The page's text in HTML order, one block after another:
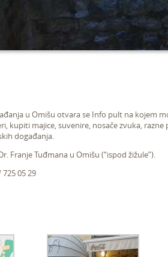
u Omišu otvara se Info pult na kojem
kupiti majice, suvenire, nosače zvuka,
događanja.
Franje Tuđmana u Omišu (“ispod žižule”).
05 29